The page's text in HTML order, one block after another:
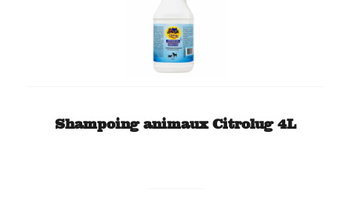
Shampoing animaux Citrolug 4L